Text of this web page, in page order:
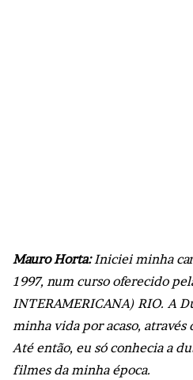
Mauro Horta:Iniciei minha
1997, num curso oferecido
INTERAMERICANA) RIO. A
minha vida por acaso,
Até então, eu só conhecia a
filmes da minha época.